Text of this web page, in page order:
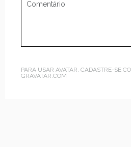
PARA USAR AVATAR, CADASTRE-SE
GRAVATAR.COM